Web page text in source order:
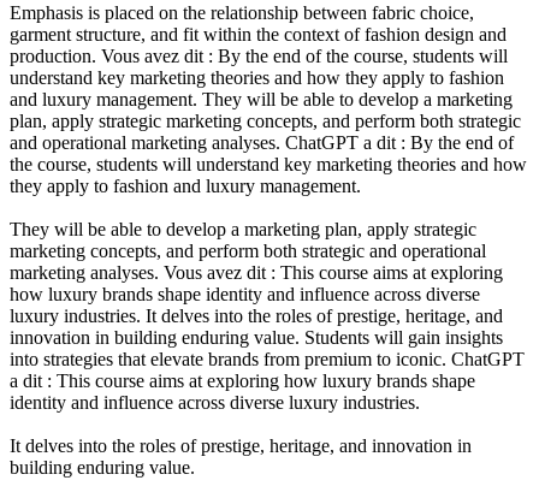
Emphasis is placed on the relationship between fabric choice,
garment structure, and fit within the context of fashion design and
production. Vous avez dit : By the end of the course, students will
understand key marketing theories and how they apply to fashion
and luxury management. They will be able to develop a marketing
plan, apply strategic marketing concepts, and perform both strategic
and operational marketing analyses. ChatGPT a dit : By the end of
the course, students will understand key marketing theories and how
they apply to fashion and luxury management.
They will be able to develop a marketing plan, apply strategic
marketing concepts, and perform both strategic and operational
marketing analyses. Vous avez dit : This course aims at exploring
how luxury brands shape identity and influence across diverse
luxury industries. It delves into the roles of prestige, heritage, and
innovation in building enduring value. Students will gain insights
into strategies that elevate brands from premium to iconic. ChatGPT
a dit : This course aims at exploring how luxury brands shape
identity and influence across diverse luxury industries.
It delves into the roles of prestige, heritage, and innovation in
building enduring value.